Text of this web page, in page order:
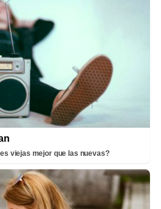
viejas mejor que las nuevas?